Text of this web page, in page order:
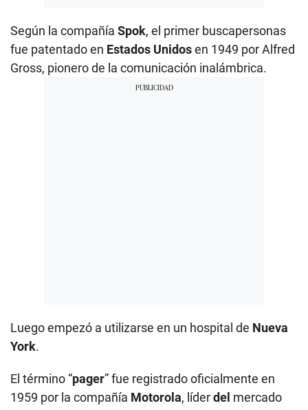
Según la compañía Spok, el primer buscapersonas
fue patentado en Estados Unidosen 1949 por Alfred
Gross, pionero de la comunicación inalámbrica.
Luego empezó a utilizarse en un hospital de Nueva
York.
El término “pager” fue registrado oficialmente en
1959 por la compañía Motorola, líderdel mercado